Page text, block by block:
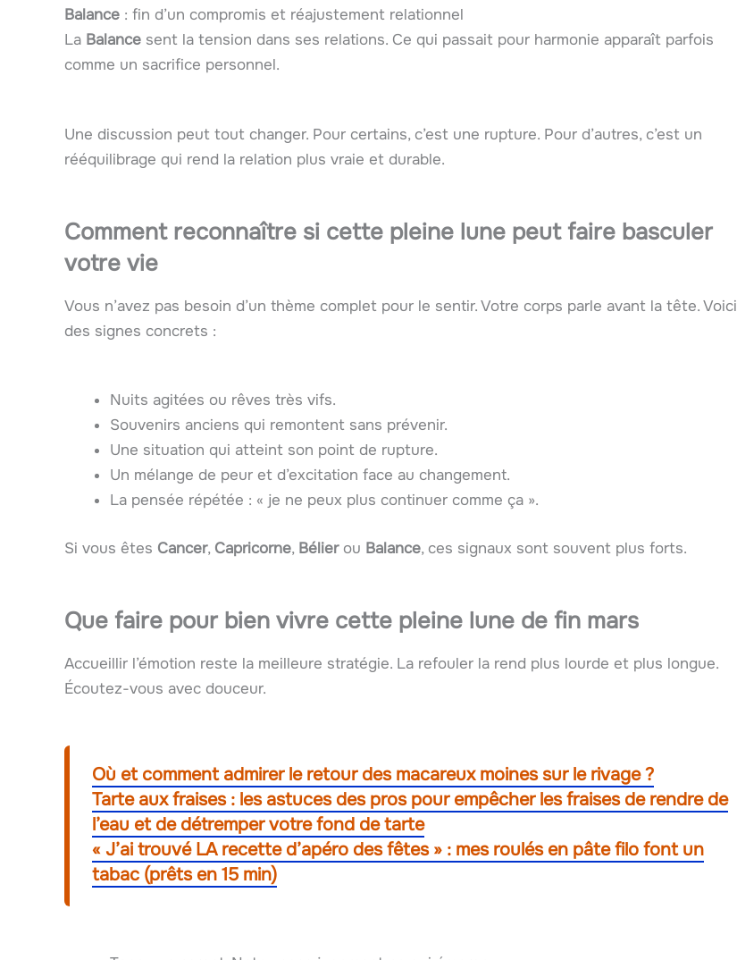
Balance : fin d’un compromis et réajustement relationnel
La Balance sent la tension dans ses relations. Ce qui passait pour harmonie apparaît parfois
comme un sacrifice personnel.
Une discussion peut tout changer. Pour certains, c’est une rupture. Pour d’autres, c’est un
rééquilibrage qui rend la relation plus vraie et durable.
Comment reconnaître si cette pleine lune peut faire basculer
votre vie
Vous n’avez pas besoin d’un thème complet pour le sentir. Votre corps parle avant la tête. Voici
des signes concrets :
Nuits agitées ou rêves très vifs.
Souvenirs anciens qui remontent sans prévenir.
Une situation qui atteint son point de rupture.
Un mélange de peur et d’excitation face au changement.
La pensée répétée : « je ne peux plus continuer comme ça ».
Si vous êtes Cancer, Capricorne, Bélierou Balance, ces signaux sont souvent plus forts.
Que faire pour bien vivre cette pleine lune de fin mars
Accueillir l’émotion reste la meilleure stratégie. La refouler la rend plus lourde et plus longue.
Écoutez-vous avec douceur.
Où et comment admirer le retour des macareux moines sur le rivage ?
Tarte aux fraises : les astuces des pros pour empêcher les fraises de rendre de
l’eau et de détremper votre fond de tarte
« J’ai trouvé LA recette d’apéro des fêtes » : mes roulés en pâte filo font un
tabac (prêts en 15 min)